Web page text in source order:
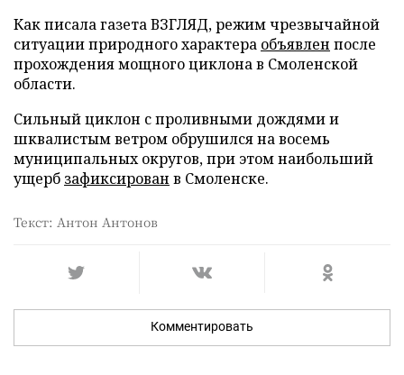
Как писала газета ВЗГЛЯД, режим чрезвычайной
ситуации природного характера объявлен после
прохождения мощного циклона в Смоленской
области.
Сильный циклон с проливными дождями и
шквалистым ветром обрушился на восемь
муниципальных округов, при этом наибольший
ущерб зафиксирован в Смоленске.
Текст: Антон Антонов
Комментировать